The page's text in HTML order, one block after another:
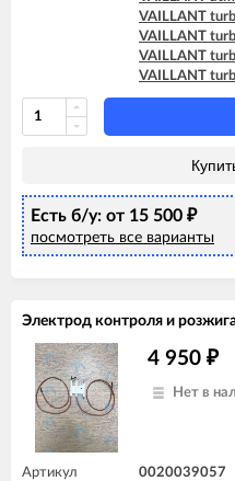
VAILLANT
VAILLANT
VAILLANT
VAILLANT
Есть б/у: от 15 500 ₽
посмотреть все варианты
Электрод контроля и
4 950 ₽
Нет в
Артикул 0020039057